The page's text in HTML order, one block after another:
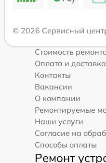
© 2026 Сервисный
Стоимость
Оплата и доставка
Контакты
Вакансии
О компании
Ремонтируемые
Наши услуги
Согласие на
Способы оплаты
Ремонт